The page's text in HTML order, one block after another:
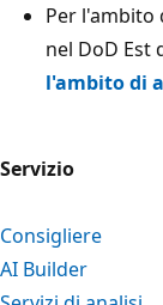
Per l'ambito
nel DoD Est
l'ambito di
Servizio
Consigliere
AI Builder